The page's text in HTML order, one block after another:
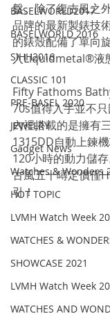
BASELWORLD2017
BASELWORLD 2016
SIHH2016
CLASSIC 101
PRE-BASEL 2020
JEWELRY
Gadget News
Watches & Wonders
HOT TOPIC
LVMH Watch Week
WATCHES &
SHOWCASE 2021
LVMH Watch Week
WATCHES AND
盤。除了復古風之
品牌的最新製錶技
的錶殼配備了單向
入Liquidmetal®液
Fifty Fathoms
70s值得入手並不
內裡搭載的是擁有
1315DD自動上鍊
120小時的動力儲
古風五十噚定價僅
引！